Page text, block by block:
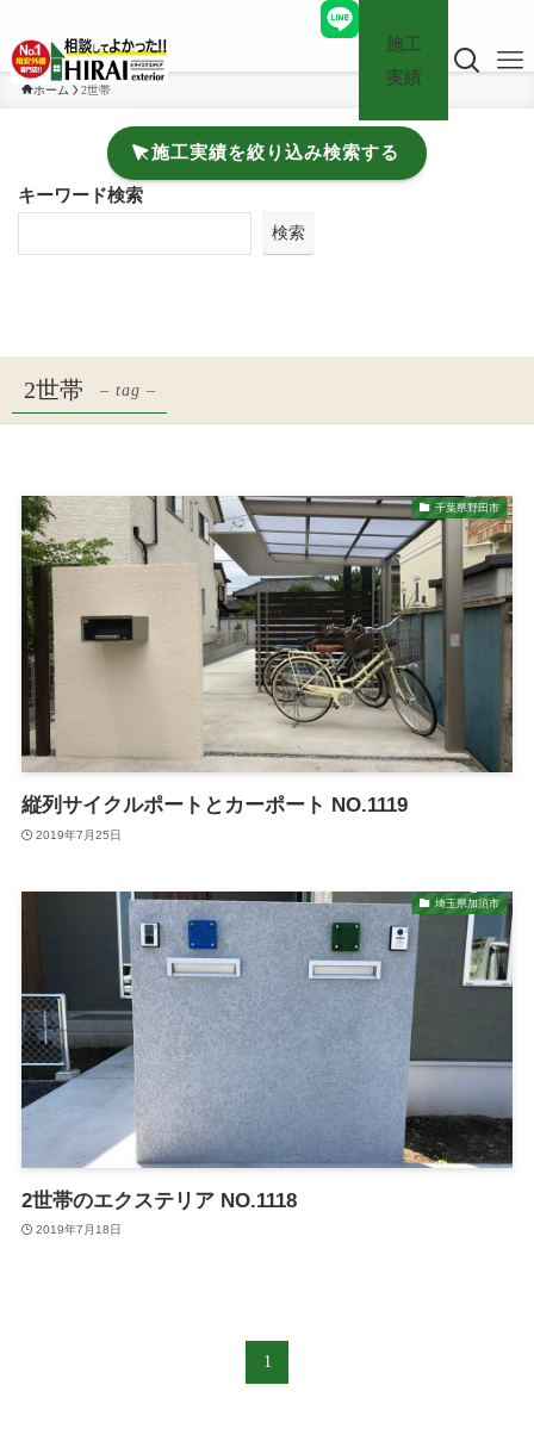
施工
実績
ホーム 2世帯
施工実績を絞り込み検索する
キーワード検索
検索
2世帯 – tag –
千葉県野田市
縦列サイクルポートとカーポート NO.1119
2019年7月25日
埼玉県加須市
2世帯のエクステリア NO.1118
2019年7月18日
1